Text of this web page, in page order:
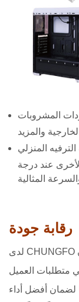
المشروبات
المنزلي
الأخرى عند درجة
رقابة جودة
لدى CHUNGFO معايير صارمة لفحص التسليم للتأكد من أن
لضمان أفضل أداء